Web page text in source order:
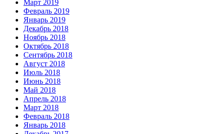
Март 2019
Февраль 2019
Январь 2019
Декабрь 2018
Ноябрь 2018
Октябрь 2018
Сентябрь 2018
Август 2018
Июль 2018
Июнь 2018
Май 2018
Апрель 2018
Март 2018
Февраль 2018
Январь 2018